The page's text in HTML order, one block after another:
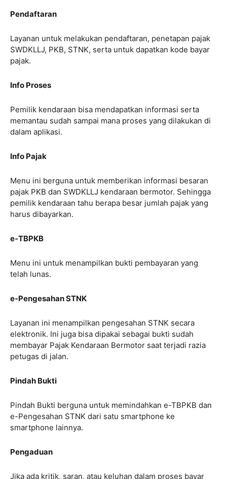
Pendaftaran
Layanan untuk melakukan pendaftaran, penetapan pajak
SWDKLLJ, PKB, STNK, serta untuk dapatkan kode bayar
pajak.
Info Proses
Pemilik kendaraan bisa mendapatkan informasi serta
memantau sudah sampai mana proses yang dilakukan di
dalam aplikasi.
Info Pajak
Menu ini berguna untuk memberikan informasi besaran
pajak PKB dan SWDKLLJ kendaraan bermotor. Sehingga
pemilik kendaraan tahu berapa besar jumlah pajak yang
harus dibayarkan.
e-TBPKB
Menu ini untuk menampilkan bukti pembayaran yang
telah lunas​​​​.
e-Pengesahan STNK
Layanan ini menampilkan pengesahan STNK secara
elektronik. Ini juga bisa dipakai sebagai bukti sudah
membayar Pajak Kendaraan Bermotor saat terjadi razia
petugas di jalan.
​​​​Pindah Bukti
Pindah Bukti berguna untuk memindahkan e-TBPKB dan
e-Pengesahan STNK dari satu smartphone ke
smartphone lainnya​​​​.
Pengaduan
Jika ada kritik, saran, atau keluhan dalam proses bayar